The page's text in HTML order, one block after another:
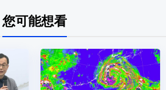
您可能想看